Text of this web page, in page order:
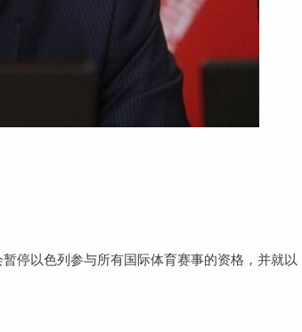
停以色列参与所有国际体育赛事的资格，并就以